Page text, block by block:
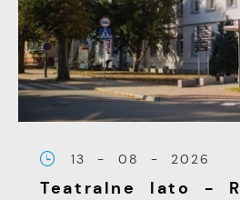
13 - 08 - 2026
Teatralne lato -